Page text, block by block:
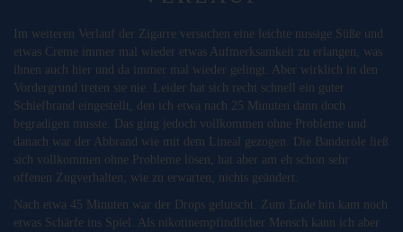
Im weiteren Verlauf der Zigarre versuchen eine leichte nussige Süße und
etwas Creme immer mal wieder etwas Aufmerksamkeit zu erlangen, was
ihnen auch hier und da immer mal wieder gelingt. Aber wirklich in den
Vordergrund treten sie nie. Leider hat sich recht schnell ein guter
Schiefbrand eingestellt, den ich etwa nach 25 Minuten dann doch
begradigen musste. Das ging jedoch vollkommen ohne Probleme und
danach war der Abbrand wie mit dem Lineal gezogen. Die Banderole ließ
sich vollkommen ohne Probleme lösen, hat aber am eh schon sehr
offenen Zugverhalten, wie zu erwarten, nichts geändert.
Nach etwa 45 Minuten war der Drops gelutscht. Zum Ende hin kam noch
etwas Schärfe ins Spiel. Als nikotinempfindlicher Mensch kann ich aber